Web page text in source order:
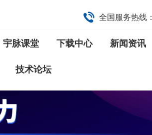
全国服务热线：
宇脉课堂 下载中心 新闻资讯
技术论坛